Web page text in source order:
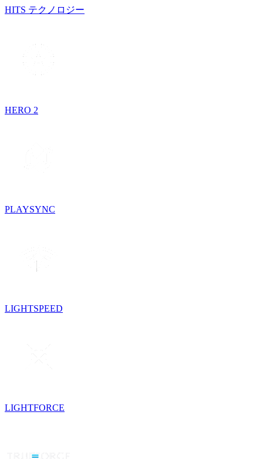
HITS テクノロジー
HERO 2
PLAYSYNC
LIGHTSPEED
LIGHTFORCE